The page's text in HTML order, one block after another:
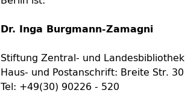
Dr. Inga Burgmann-Zamagni
Stiftung Zentral- und
Haus- und Postanschrift: Breite Str.
Tel: +49(30) 90226 - 520